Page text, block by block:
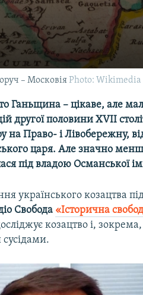
– МосковіяPhoto: Wikimedia
Ганьщина – цікаве, але
другої половини ХVІІ
на Право- і Лівобережну,
царя. Але значно
під владою Османської
українського козацтва
Свобода «Історична
козацтво і,